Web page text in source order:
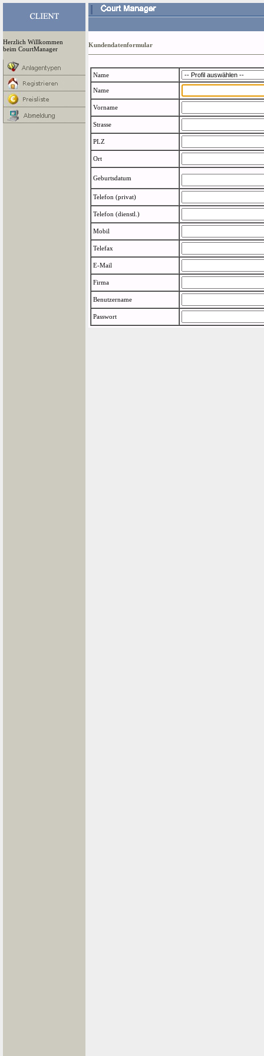
Herzlich Willkommen
beim CourtManager
Kundendatenformular
Name
Name
Vorname
Strasse
PLZ
Ort
Geburtsdatum
Telefon (privat)
Telefon (dienstl.)
Mobil
Telefax
E-Mail
Firma
Benutzername
Passwort